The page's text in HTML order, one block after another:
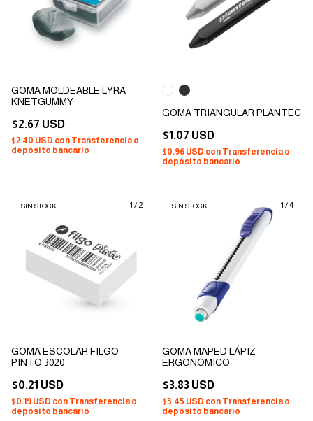
GOMA MOLDEABLE LYRA
KNETGUMMY
$2.67 USD
$2.40 USD con Transferencia o
depósito bancario
GOMA TRIANGULAR PLANTEC
$1.07 USD
$0.96 USD con Transferencia o
depósito bancario
1 / 2
SIN STOCK
GOMA ESCOLAR FILGO
PINTO 3020
$0.21 USD
$0.19 USD con Transferencia o
depósito bancario
1 /4
SIN STOCK
GOMA MAPED LÁPIZ
ERGONÓMICO
$3.83 USD
$3.45 USD con Transferencia o
depósito bancario